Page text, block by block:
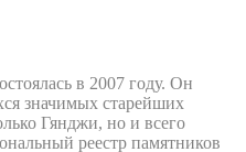
в 2007 году. Он
значимых старейших
Гянджи, но и всего
реестр памятников